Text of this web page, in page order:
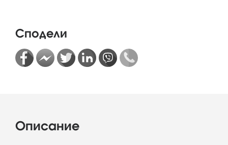
Сподели
Описание